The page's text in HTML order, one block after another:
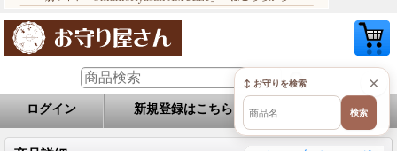
ログイン 新規登録はこちら お問い合せ
×
↕ お守りを検索
検索